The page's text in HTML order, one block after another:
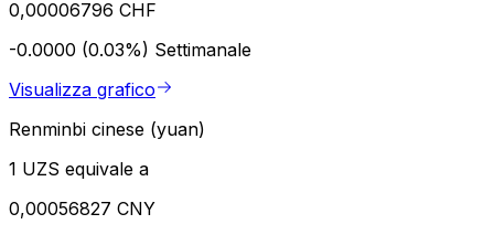
0,00006796 CHF
-0.0000 (0.03%) Settimanale
Visualizza grafico
Renminbi cinese (yuan)
1 UZS equivale a
0,00056827 CNY